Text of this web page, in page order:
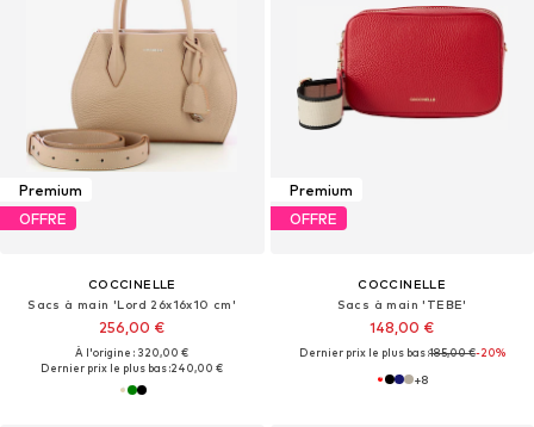
Premium
OFFRE
COCCINELLE
Sacs à main 'Lord 26x16x10 cm'
256,00 €
À l'origine : 320,00 €
Dernier prix le plus bas :240,00 €
Premium
OFFRE
COCCINELLE
Sacs à main 'TEBE'
148,00 €
Dernier prix le plus bas :185,00 €-20%
+8